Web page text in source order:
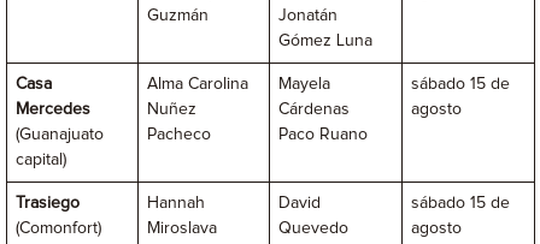
Guzmán
Jonatán
Gómez Luna
Casa
Mercedes
(Guanajuato
capital)
Alma Carolina
Nuñez
Pacheco
Mayela
Cárdenas
Paco Ruano
sábado 15 de
agosto
Trasiego
(Comonfort)
Hannah
Miroslava
David
Quevedo
sábado 15 de
agosto